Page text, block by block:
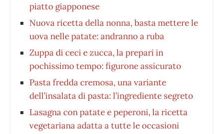
piatto giapponese
Nuova ricetta della nonna, basta mettere le
uova nelle patate: andranno a ruba
Zuppa di ceci e zucca, la prepari in
pochissimo tempo: figurone assicurato
Pasta fredda cremosa, una variante
dell’insalata di pasta: l’ingrediente segreto
Lasagna con patate e peperoni, la ricetta
vegetariana adatta a tutte le occasioni